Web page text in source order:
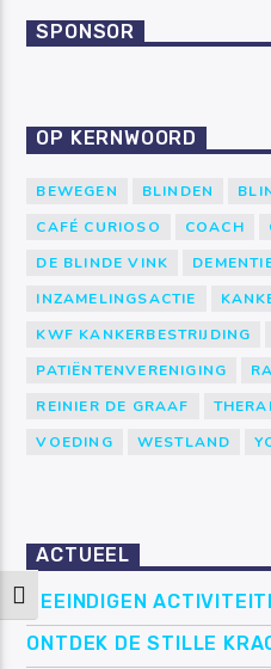
Keuze voor hoog contrast
SPONSOR
OP KERNWOORD
BEWEGEN BLINDEN
CAFÉ CURIOSO
COACH
DE BLINDE VINK
INZAMELINGSACTIE
KWF KANKERBESTRIJDING
PATIËNTENVERENIGING
REINIER DE GRAAF
VOEDING
WESTLAND
ACTUEEL
BEEINDIGEN
ONTDEK DE STILLE